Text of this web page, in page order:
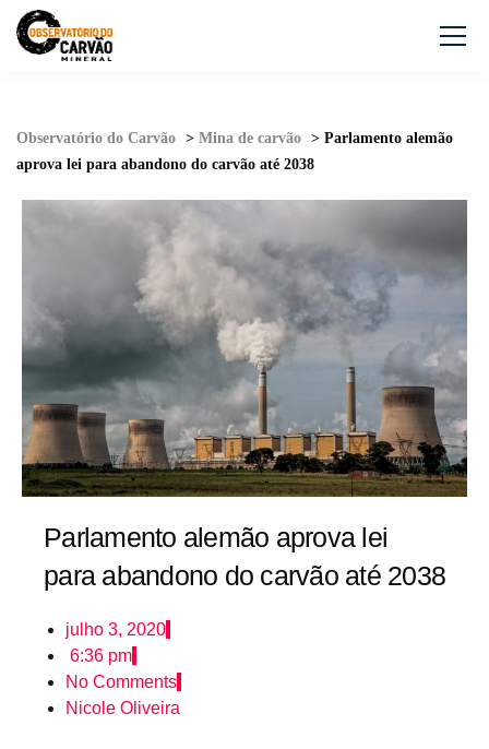
Observatório do Carvão > Mina de carvão > Parlamento alemão
aprova lei para abandono do carvão até 2038
Parlamento alemão aprova lei
para abandono do carvão até 2038
julho 3, 2020
6:36 pm
No Comments
Nicole Oliveira